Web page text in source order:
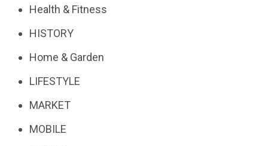
Health & Fitness
HISTORY
Home & Garden
LIFESTYLE
MARKET
MOBILE